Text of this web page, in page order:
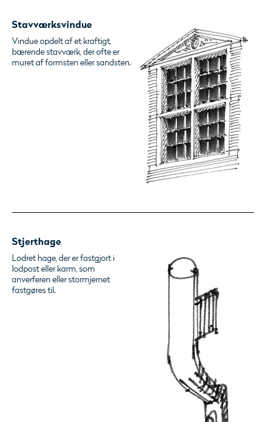
Stavværksvindue
Vindue opdelt af et kraftigt,
bærende stavværk, der ofte er
muret af formsten eller sandsten.
Stjerthage
Lodret hage, der er fastgjort i
lodpost eller karm, som
anverferen eller stormjernet
fastgøres til.